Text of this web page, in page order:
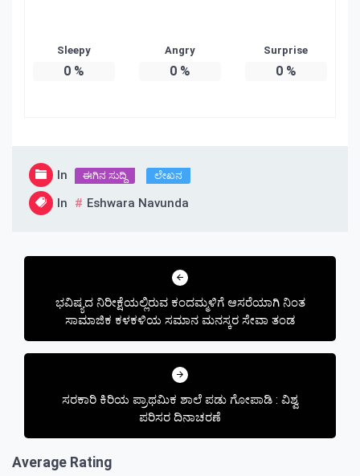
Sleepy
0%
Angry
0%
Surprise
0%
In ಈಗಿನ ಸುದ್ದಿ ಲೇಖನ
In Eshwara Navunda
Post
ಭವಿಷ್ಯದ ನಿರೀಕ್ಷೆಯಲ್ಲಿರುವ ಕಂದಮ್ಮಳಿಗೆ ಆಸರೆಯಾಗಿ ನಿಂತ
ಸಾಮಾಜಿಕ ಕಳಕಳಿಯ ಸಮಾನ ಮನಸ್ಕರ ಸೇವಾ ತಂಡ
ಸರಕಾರಿ ಕಿರಿಯ ಪ್ರಾಥಮಿಕ ಶಾಲೆ ಪಡು ಗೋಪಾಡಿ : ವಿಶ್ವ
ಪರಿಸರ ದಿನಾಚರಣೆ
Average Rating